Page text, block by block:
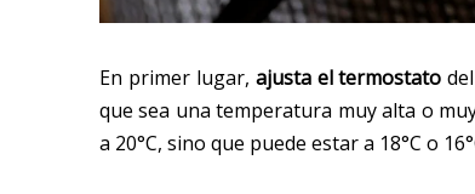
En primer lugar, ajusta el termostato
que sea una temperatura muy alta o
a 20°C, sino que puede estar a 18°C o